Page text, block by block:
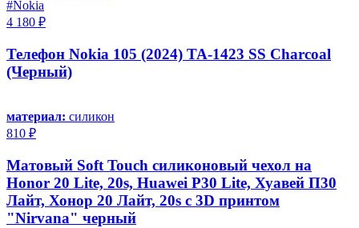
#Nokia
4 180 ₽
Телефон Nokia 105 (2024) TA-1423 SS Charcoal
(Черный)
материал: силикон
810 ₽
Матовый Soft Touch силиконовый чехол на
Honor 20 Lite, 20s, Huawei P30 Lite, Хуавей П30
Лайт, Хонор 20 Лайт, 20s с 3D принтом
"Nirvana" черный